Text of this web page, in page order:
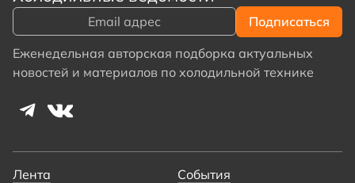
Еженедельная авторская подборка актуальных
новостей и материалов по холодильной технике
Лента События